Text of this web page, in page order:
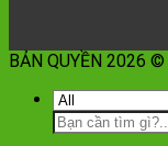
BẢN QUYỀN 2026 ©